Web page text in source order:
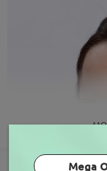
Mega